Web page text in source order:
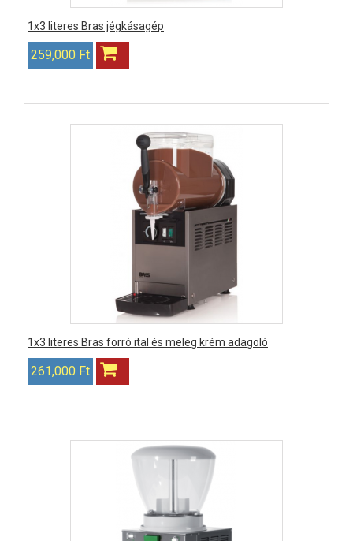
1x3 literes Bras jégkásagép
259,000 Ft
1x3 literes Bras forró ital és meleg krém adagoló
261,000 Ft